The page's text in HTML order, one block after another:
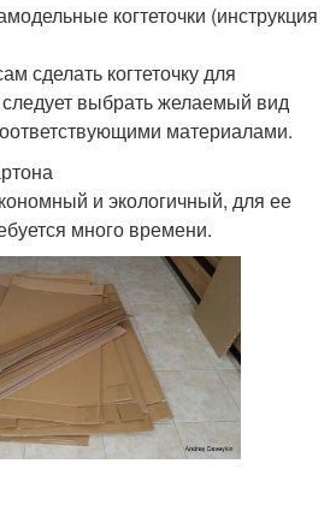
когтеточки (инструкция
сделать когтеточку для
выбрать желаемый вид
материалами.
и экологичный, для ее
много времени.